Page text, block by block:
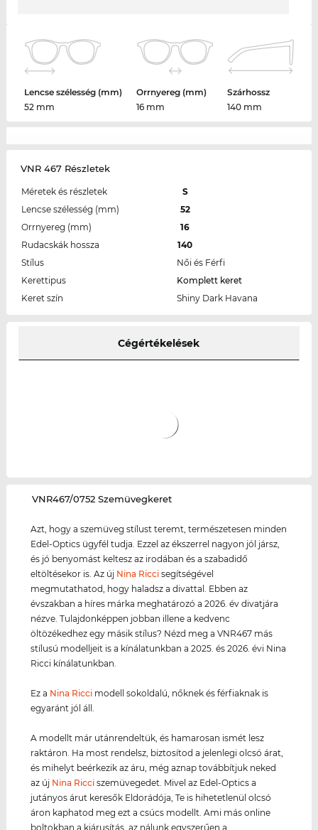
Lencse szélesség (mm)
52 mm
Orrnyereg (mm)
16 mm
Szárhossz
140 mm
VNR 467 Részletek
Méretek és részletek
S
Lencse szélesség (mm)
52
Orrnyereg (mm)
16
Rudacskák hossza
140
Stílus
Női és Férfi
Kerettipus
Komplett keret
Keret szín
Shiny Dark Havana
Cégértékelések
‌VNR467/0752 Szemüvegkeret
Azt, hogy a szemüveg stílust teremt, természetesen minden
Edel-Optics ügyfél tudja. Ezzel az ékszerrel nagyon jól jársz,
és jó benyomást keltesz az irodában és a szabadidő
eltöltésekor is. Az új Nina Ricci segítségével
megmutathatod, hogy haladsz a divattal. Ebben az
évszakban a híres márka meghatározó a 2026. év divatjára
nézve. Tulajdonképpen jobban illene a kedvenc
öltözékedhez egy másik stílus? Nézd meg a VNR467 más
stílusú modelljeit is a kínálatunkban a 2025. és 2026. évi Nina
Ricci kínálatunkban.
Ez a Nina Ricci modell sokoldalú, nőknek és férfiaknak is
egyaránt jól áll.
A modellt már utánrendeltük, és hamarosan ismét lesz
raktáron. Ha most rendelsz, biztosítod a jelenlegi olcsó árat,
és mihelyt beérkezik az áru, még aznap továbbítjuk neked
az új Nina Ricci szemüvegedet. Mivel az Edel-Optics a
jutányos árut keresők Eldorádója, Te is hihetetlenül olcsó
áron kaphatod meg ezt a csúcs modellt. Ami más online
boltokban a kiárusítás, az nálunk egyszerűen a